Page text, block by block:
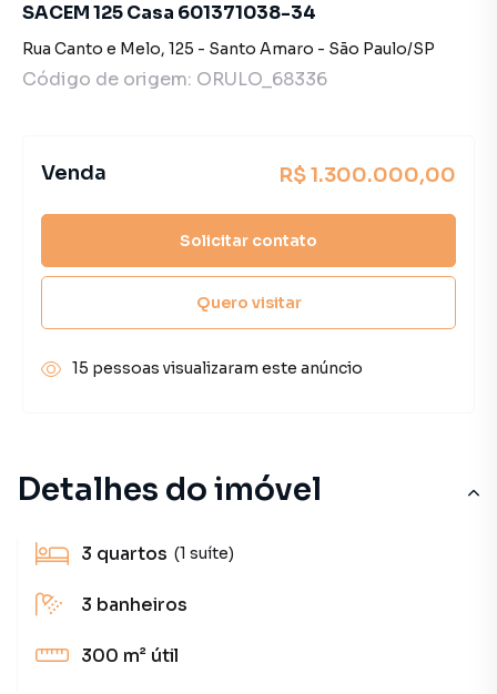
Detalhes do imóvel
3 quartos (1 suíte)
3 banheiros
300 m² útil
SACEM 125 Casa 601371038-34
Rua Canto e Melo, 125 - Santo Amaro - São Paulo/SP
Código de origem: ORULO_68336
Venda R$ 1.300.000,00
Solicitar contato
Quero visitar
15 pessoas visualizaram este anúncio